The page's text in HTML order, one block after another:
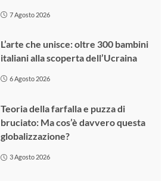
7 Agosto 2026
L’arte che unisce: oltre 300 bambini
italiani alla scoperta dell’Ucraina
6 Agosto 2026
Teoria della farfalla e puzza di
bruciato: Ma cos’è davvero questa
globalizzazione?
3 Agosto 2026